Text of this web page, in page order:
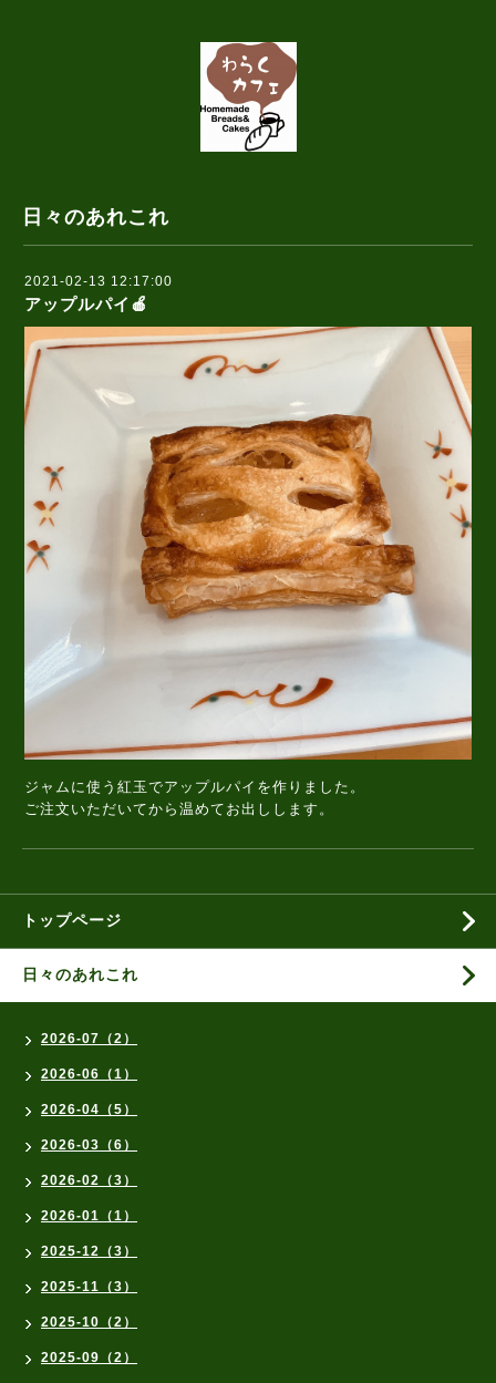
日々のあれこれ
2021-02-13 12:17:00
アップルパイ🍎
ジャムに使う紅玉でアップルパイを作りました。
ご注文いただいてから温めてお出しします。
トップページ
日々のあれこれ
2026-07（2）
2026-06（1）
2026-04（5）
2026-03（6）
2026-02（3）
2026-01（1）
2025-12（3）
2025-11（3）
2025-10（2）
2025-09（2）